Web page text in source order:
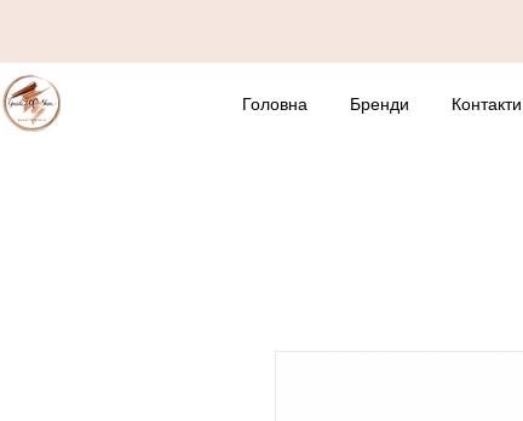
Головна Бренди Контакти